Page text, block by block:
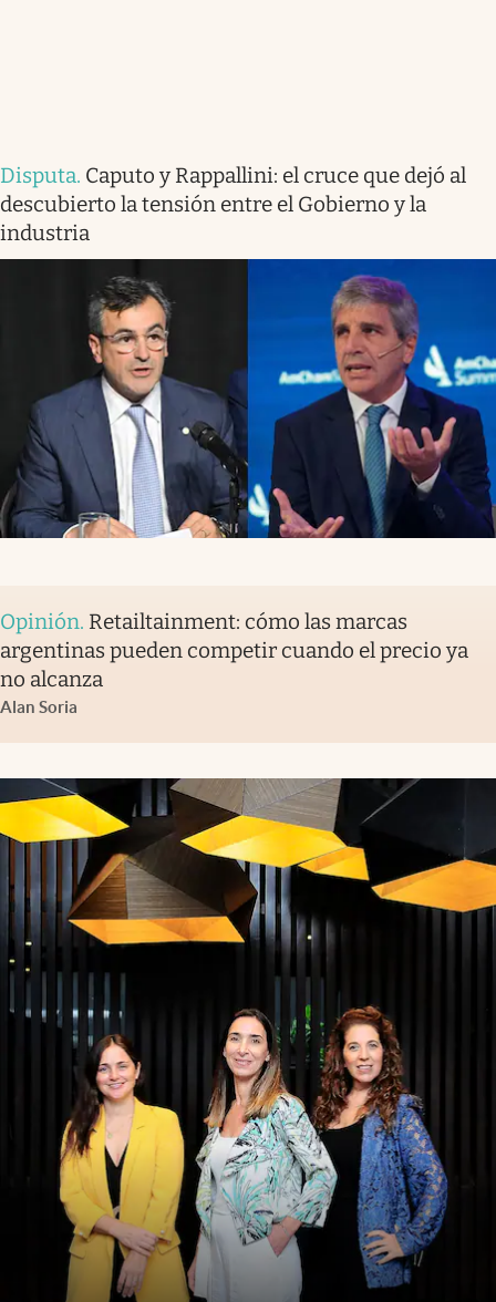
Disputa. Caputo y Rappallini: el cruce que dejó al
descubierto la tensión entre el Gobierno y la
industria
Opinión. Retailtainment: cómo las marcas
argentinas pueden competir cuando el precio ya
no alcanza
Alan Soria